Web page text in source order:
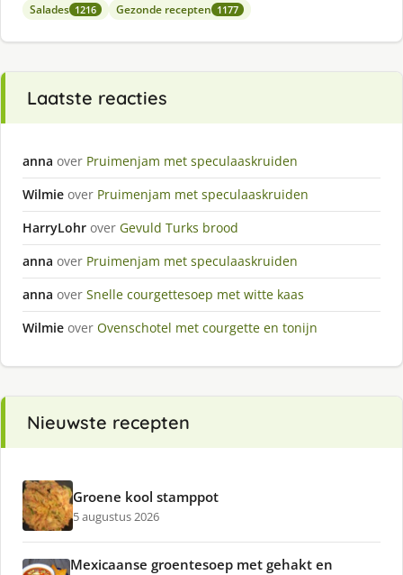
Salades 1216 Gezonde recepten 1177
Laatste reacties
anna over Pruimenjam met speculaaskruiden
Wilmie over Pruimenjam met speculaaskruiden
HarryLohr over Gevuld Turks brood
anna over Pruimenjam met speculaaskruiden
anna over Snelle courgettesoep met witte kaas
Wilmie over Ovenschotel met courgette en tonijn
Nieuwste recepten
Groene kool stamppot
5 augustus 2026
Mexicaanse groentesoep met gehakt en